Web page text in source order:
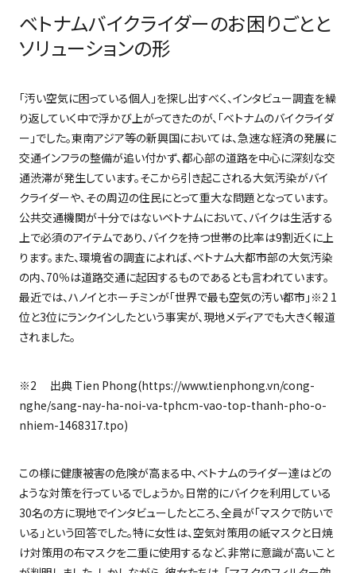
ベトナムバイクライダーのお困りごとと
ソリューションの形
「汚い空気に困っている個人」を探し出すべく、インタビュー調査を繰
り返していく中で浮かび上がってきたのが、「ベトナムのバイクライダ
ー」でした。東南アジア等の新興国においては、急速な経済の発展に
交通インフラの整備が追い付かず、都心部の道路を中心に深刻な交
通渋滞が発生しています。そこから引き起こされる大気汚染がバイ
クライダーや、その周辺の住民にとって重大な問題となっています。
公共交通機関が十分ではないベトナムにおいて、バイクは生活する
上で必須のアイテムであり、バイクを持つ世帯の比率は9割近くに上
ります。また、環境省の調査によれば、ベトナム大都市部の大気汚染
の内、 70％は道路交通に起因するものであるとも言われています。
最近では、ハノイとホーチミンが「世界で最も空気の汚い都市」※2 1
位と3位にランクインしたという事実が、現地メディアでも大きく報道
されました。
※2 出典 Tien Phong(https://www.tienphong.vn/cong-
nghe/sang-nay-ha-noi-va-tphcm-vao-top-thanh-pho-o-
nhiem-1468317.tpo)
この様に健康被害の危険が高まる中、ベトナムのライダー達はどの
ような対策を行っているでしょうか。日常的にバイクを利用している
30名の方に現地でインタビューしたところ、全員が「マスクで防いで
いる」という回答でした。特に女性は、空気対策用の紙マスクと日焼
け対策用の布マスクを二重に使用するなど、非常に意識が高いこと